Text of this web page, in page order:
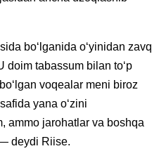
boʻlganida oʻyinidan zavq
doim tabassum bilan toʻp
voqealar meni biroz
yana oʻzini
ammo jarohatlar va boshqa
— deydi Riise.